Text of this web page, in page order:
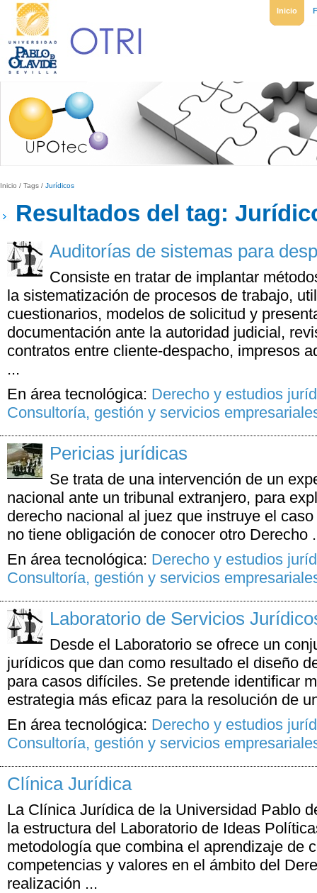
Inicio
Inicio / Tags / Jurídicos
Resultados del tag:
Auditorías de sistemas para
Consiste en tratar de implantar
la sistematización de procesos de trabajo,
cuestionarios, modelos de solicitud y
documentación ante la autoridad judicial,
contratos entre cliente-despacho, impresos
...
En área tecnológica: Derecho y estudios
Consultoría, gestión y servicios
Pericias jurídicas
Se trata de una intervención de un
nacional ante un tribunal extranjero, para
derecho nacional al juez que instruye el
no tiene obligación de conocer otro Derecho
En área tecnológica: Derecho y estudios
Consultoría, gestión y servicios
Laboratorio de Servicios
Desde el Laboratorio se ofrece un
jurídicos que dan como resultado el diseño
para casos difíciles. Se pretende identificar
estrategia más eficaz para la resolución de
En área tecnológica: Derecho y estudios
Consultoría, gestión y servicios
Clínica Jurídica
La Clínica Jurídica de la Universidad Pablo
la estructura del Laboratorio de Ideas
metodología que combina el aprendizaje de
competencias y valores en el ámbito del
realización ...